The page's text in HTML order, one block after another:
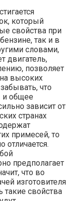
который
свойства при
так и в
словами,
двигатель,
позволяет
высоких
что
и общее
зависит от
странах
примесей, то
отличается.
предполагает
что во
изготовителя
такие свойства